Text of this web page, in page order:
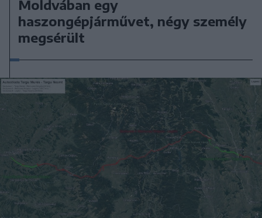
Moldvában egy
haszongépjárművet, négy személy
megsérült